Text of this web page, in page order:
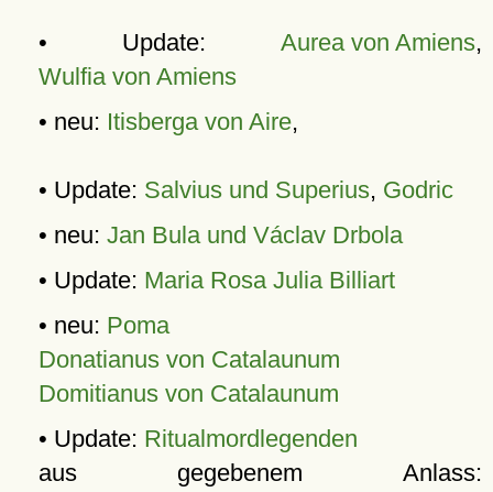
• Update: Aurea von Amiens,
Wulfia von Amiens
• neu: Itisberga von Aire,
• Update: Salvius und Superius, Godric
• neu: Jan Bula und Václav Drbola
• Update: Maria Rosa Julia Billiart
• neu: Poma
Donatianus von Catalaunum
Domitianus von Catalaunum
• Update: Ritualmordlegenden
aus gegebenem Anlass: